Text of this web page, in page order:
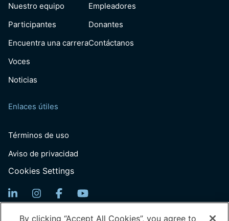
Nuestro equipo
Participantes
Encuentra una carrera
Voces
Noticias
Empleadores
Donantes
Contáctanos
Enlaces útiles
Términos de uso
Aviso de privacidad
Cookies Settings
Suscríbete para recibir noticias
By clicking “Accept All Cookies”, you agree to